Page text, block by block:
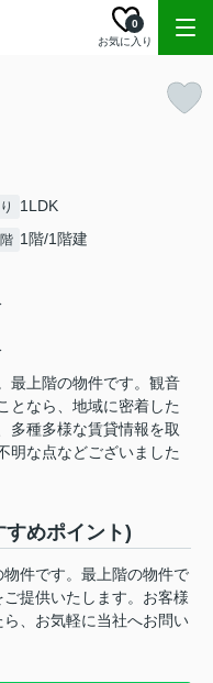
お気に入り
0
1LDK
1階/1階建
最上階の物件です。観音
となら、地域に密着した
多種多様な賃貸情報を取
明な点などございました
めポイント)
件です。最上階の物件で
提供いたします。お客様
、お気軽に当社へお問い